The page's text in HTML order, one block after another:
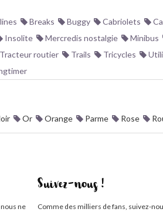
Breaks Buggy Cabriolets
Insolite Mercredis nostalgie
Minibus
Tracteur routier Trails Tricycles
Or Orange Parme Rose
ne
Suivez-nous !
Comme des milliers de fans, suivez-